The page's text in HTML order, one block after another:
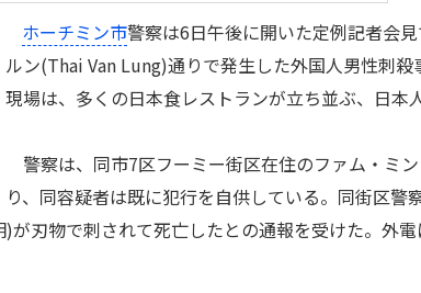
ホーチミン市警察は6日午後に開いた定例記者会
ルン(Thai Van Lung)通りで発生した外国人男性刺
現場は、多くの日本食レストランが立ち並ぶ、日本
警察は、同市7区フーミー街区在住のファム・ミ
り、同容疑者は既に犯行を自供している。同街区
)が刃物で刺されて死亡したとの通報を受けた。外